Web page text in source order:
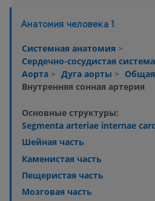
Анатомия человека 1
Системная анатомия >
Сердечно-сосудистая система
Аорта > Дуга аорты > Общая
Внутренняя сонная артерия
Основные структуры:
Segmenta arteriae internae
Шейная часть
Каменистая часть
Пещеристая часть
Мозговая часть